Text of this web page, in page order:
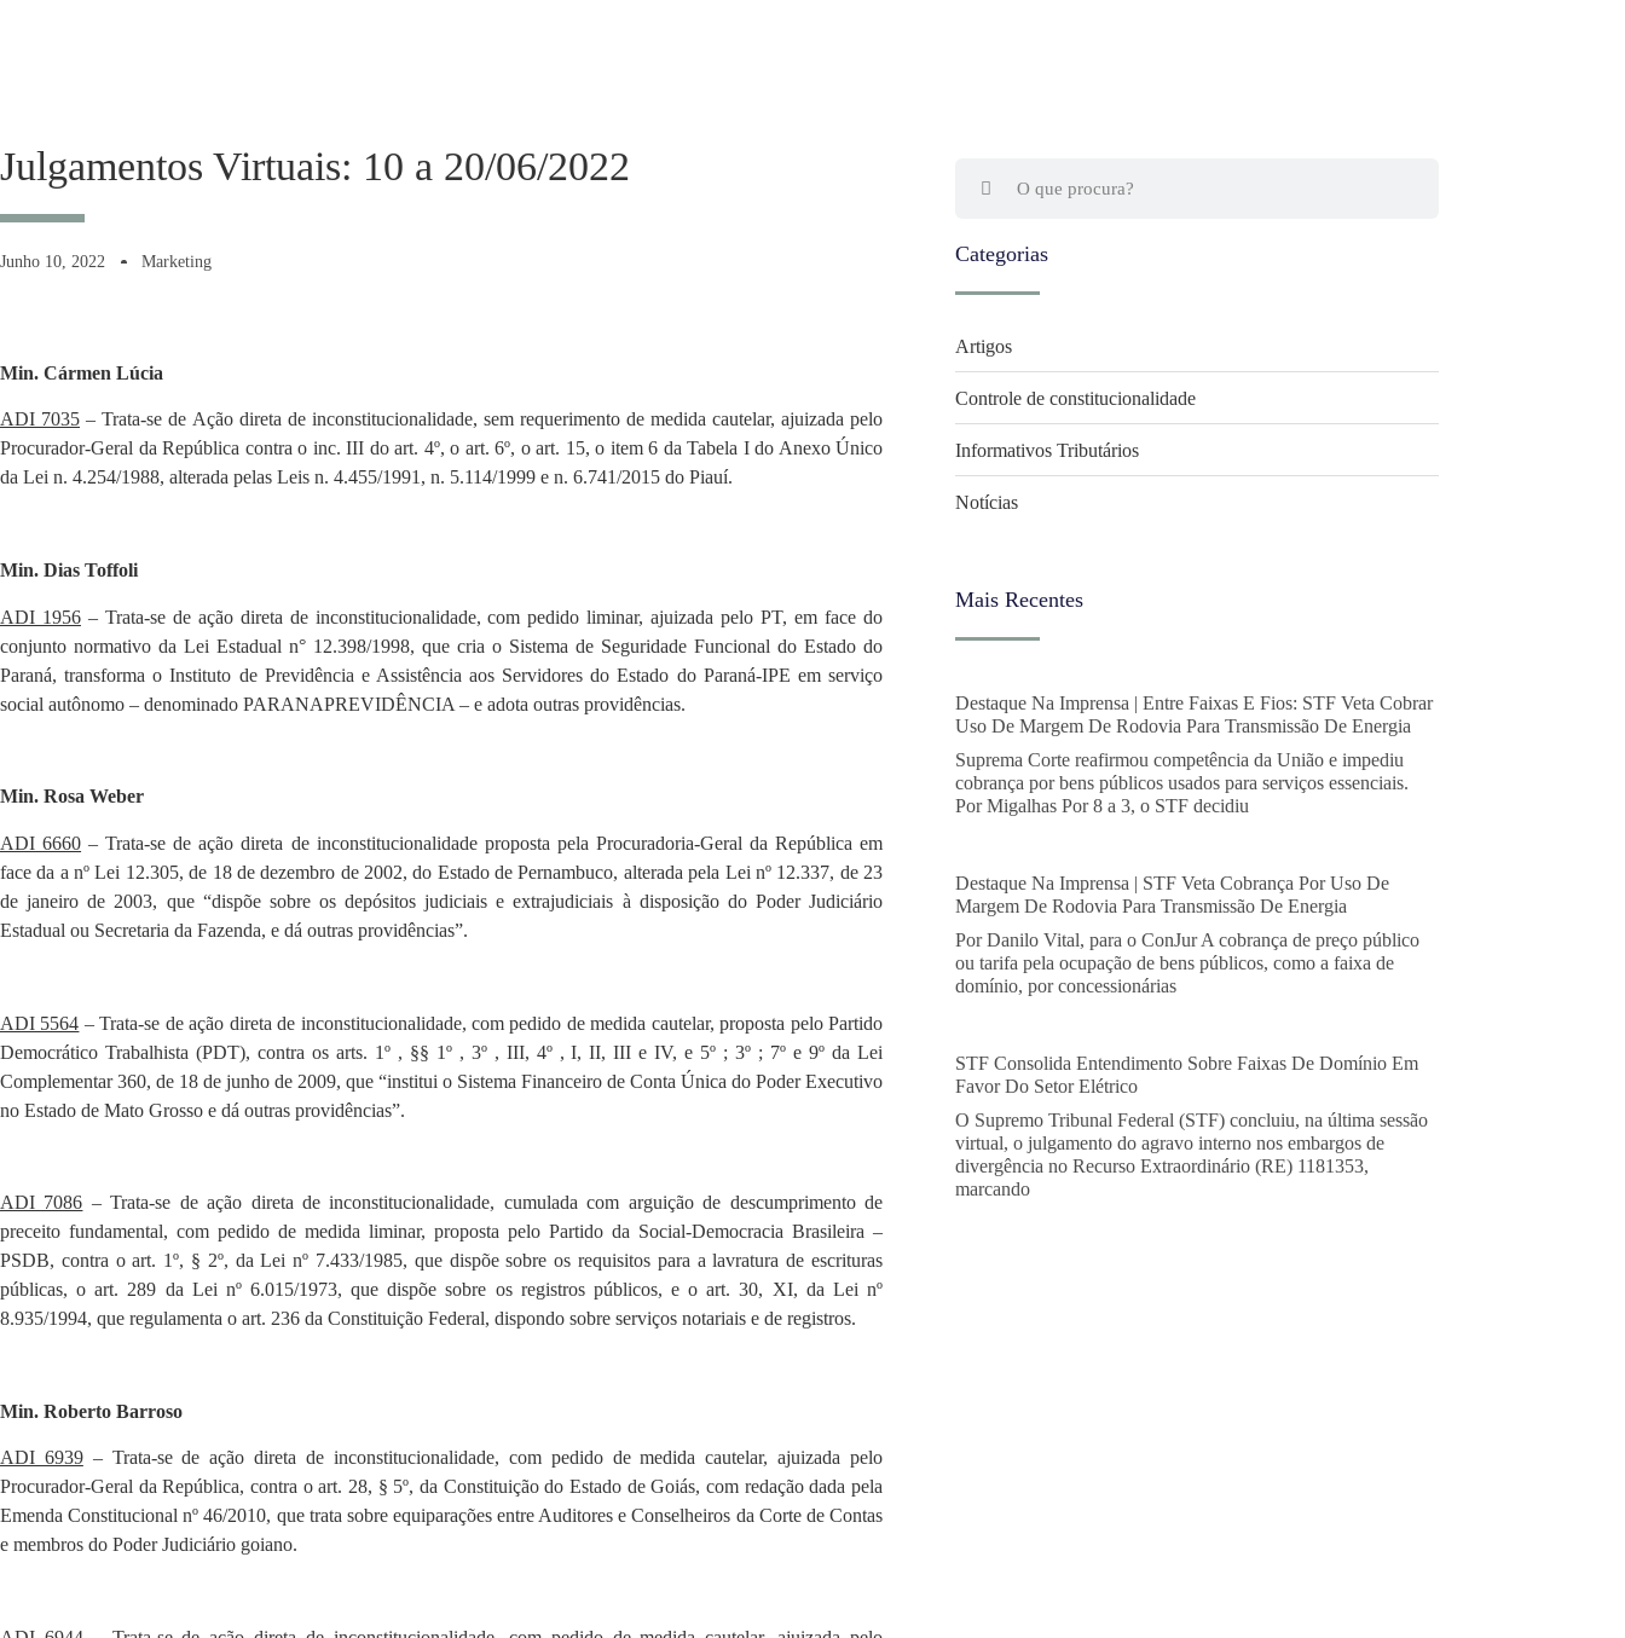
Julgamentos Virtuais: 10 a 20/06/2022
Junho 10, 2022 Marketing
Min. Cármen Lúcia
ADI 7035 – Trata-se de Ação direta de inconstitucionalidade, sem requerimento de medida cautelar, ajuizada pelo
Procurador-Geral da República contra o inc. III do art. 4º, o art. 6º, o art. 15, o item 6 da Tabela I do Anexo Único
da Lei n. 4.254/1988, alterada pelas Leis n. 4.455/1991, n. 5.114/1999 e n. 6.741/2015 do Piauí.
Min. Dias Toffoli
ADI 1956– Trata-se de ação direta de inconstitucionalidade, com pedido liminar, ajuizada pelo PT, em face do
conjunto normativo da Lei Estadual n° 12.398/1998, que cria o Sistema de Seguridade Funcional do Estado do
Paraná, transforma o Instituto de Previdência e Assistência aos Servidores do Estado do Paraná-IPE em serviço
social autônomo – denominado PARANAPREVIDÊNCIA – e adota outras providências.
Min. Rosa Weber
ADI 6660 – Trata-se de ação direta de inconstitucionalidade proposta pela Procuradoria-Geral da República em
face da a nº Lei 12.305, de 18 de dezembro de 2002, do Estado de Pernambuco, alterada pela Lei nº 12.337, de 23
de janeiro de 2003, que “dispõe sobre os depósitos judiciais e extrajudiciais à disposição do Poder Judiciário
Estadual ou Secretaria da Fazenda, e dá outras providências”.
ADI 5564 – Trata-se de ação direta de inconstitucionalidade, com pedido de medida cautelar, proposta pelo Partido
Democrático Trabalhista (PDT), contra os arts. 1º , §§ 1º , 3º , III, 4º , I, II, III e IV, e 5º ; 3º ; 7º e 9º da Lei
Complementar 360, de 18 de junho de 2009, que “institui o Sistema Financeiro de Conta Única do Poder Executivo
no Estado de Mato Grosso e dá outras providências”.
ADI 7086 – Trata-se de ação direta de inconstitucionalidade, cumulada com arguição de descumprimento de
preceito fundamental, com pedido de medida liminar, proposta pelo Partido da Social-Democracia Brasileira –
PSDB, contra o art. 1º, § 2º, da Lei nº 7.433/1985, que dispõe sobre os requisitos para a lavratura de escrituras
públicas, o art. 289 da Lei nº 6.015/1973, que dispõe sobre os registros públicos, e o art. 30, XI, da Lei nº
8.935/1994, que regulamenta o art. 236 da Constituição Federal, dispondo sobre serviços notariais e de registros.
Min. Roberto Barroso
ADI 6939– Trata-se de ação direta de inconstitucionalidade, com pedido de medida cautelar, ajuizada pelo
Procurador-Geral da República, contra o art. 28, § 5º, da Constituição do Estado de Goiás, com redação dada pela
Emenda Constitucional nº 46/2010, que trata sobre equiparações entre Auditores e Conselheiros da Corte de Contas
e membros do Poder Judiciário goiano.
Categorias
Artigos
Controle de constitucionalidade
Informativos Tributários
Notícias
Mais Recentes
Destaque Na Imprensa | Entre Faixas E Fios: STF Veta Cobrar
Uso De Margem De Rodovia Para Transmissão De Energia
Suprema Corte reafirmou competência da União e impediu
cobrança por bens públicos usados para serviços essenciais.
Por Migalhas Por 8 a 3, o STF decidiu
Destaque Na Imprensa | STF Veta Cobrança Por Uso De
Margem De Rodovia Para Transmissão De Energia
Por Danilo Vital, para o ConJur A cobrança de preço público
ou tarifa pela ocupação de bens públicos, como a faixa de
domínio, por concessionárias
STF Consolida Entendimento Sobre Faixas De Domínio Em
Favor Do Setor Elétrico
O Supremo Tribunal Federal (STF) concluiu, na última sessão
virtual, o julgamento do agravo interno nos embargos de
divergência no Recurso Extraordinário (RE) 1181353,
marcando